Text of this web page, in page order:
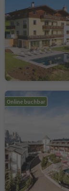
Online buchbar